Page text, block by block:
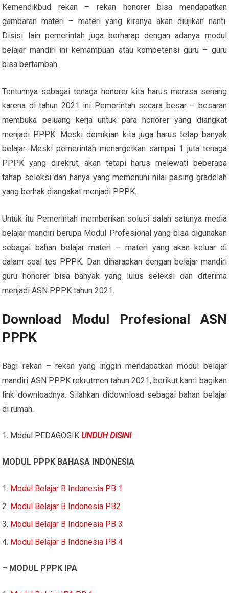
Kemendikbud rekan – rekan honorer bisa mendapatkan
gambaran materi – materi yang kiranya akan diujikan nanti.
Disisi lain pemerintah juga berharap dengan adanya modul
belajar mandiri ini kemampuan atau kompetensi guru – guru
bisa bertambah.
Tentunnya sebagai tenaga honorer kita harus merasa senang
karena di tahun 2021 ini Pemerintah secara besar – besaran
membuka peluang kerja untuk para honorer yang diangkat
menjadi PPPK. Meski demikian kita juga harus tetap banyak
belajar. Meski pemerintah menargetkan sampai 1 juta tenaga
PPPK yang direkrut, akan tetapi harus melewati beberapa
tahap seleksi dan hanya yang memenuhi nilai pasing gradelah
yang berhak diangakat menjadi PPPK.
Untuk itu Pemerintah memberikan solusi salah satunya media
belajar mandiri berupa Modul Profesional yang bisa digunakan
sebagai bahan belajar materi – materi yang akan keluar di
dalam soal tes PPPK. Dan diharapkan dengan belajar mandiri
guru honorer bisa banyak yang lulus seleksi dan diterima
menjadi ASN PPPK tahun 2021.
Download Modul Profesional ASN
PPPK
Bagi rekan – rekan yang inggin mendapatkan modul belajar
mandiri ASN PPPK rekrutmen tahun 2021, berikut kami bagikan
link downloadnya. Silahkan didownload sebagai bahan belajar
di rumah.
Modul PEDAGOGIK UNDUH DISINI
MODUL PPPK BAHASA INDONESIA
Modul Belajar B Indonesia PB 1
Modul Belajar B Indonesia PB2
Modul Belajar B Indonesia PB 3
Modul Belajar B Indonesia PB 4
– MODUL PPPK IPA